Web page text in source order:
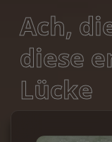
Ach,
diese
Lücke